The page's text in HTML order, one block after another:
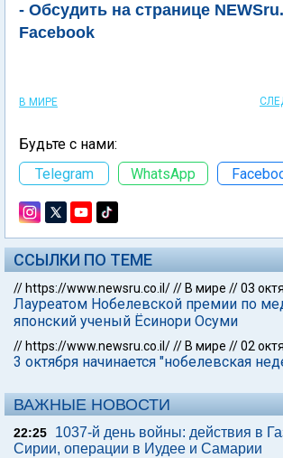
- Обсудить на странице
Facebook
В МИРЕ
Будьте с нами:
Telegram
WhatsApp
ССЫЛКИ ПО ТЕМЕ
// https://www.newsru.co.il/// В мире //03
Лауреатом Нобелевской премии по
японский ученый Ёсинори Осуми
// https://www.newsru.co.il/// В мире //02
3 октября начинается "нобелевская
ВАЖНЫЕ НОВОСТИ
22:25
1037-й день войны: действия в
Сирии, операции в Иудее и Самарии